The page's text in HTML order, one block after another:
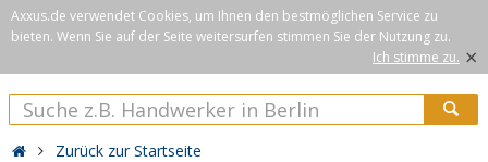
Axxus.de verwendet Cookies, um Ihnen den bestmöglichen Service zu
bieten. Wenn Sie auf der Seite weitersurfen stimmen Sie der Nutzung zu.
Ich stimme zu. ×
Zurück zur Startseite